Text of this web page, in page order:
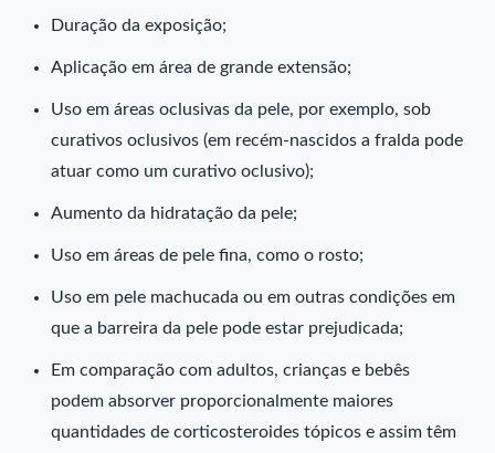
Duração da exposição;
Aplicação em área de grande extensão;
Uso em áreas oclusivas da pele, por exemplo, sob
curativos oclusivos (em recém-nascidos a fralda pode
atuar como um curativo oclusivo);
Aumento da hidratação da pele;
Uso em áreas de pele fina, como o rosto;
Uso em pele machucada ou em outras condições em
que a barreira da pele pode estar prejudicada;
Em comparação com adultos, crianças e bebês
podem absorver proporcionalmente maiores
quantidades de corticosteroides tópicos e assim têm